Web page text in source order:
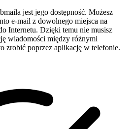
jest jego dostępność. Możesz
e-mail z dowolnego miejsca na
Internetu. Dzięki temu nie musisz
wiadomości między różnymi
zrobić poprzez aplikację w telefonie.